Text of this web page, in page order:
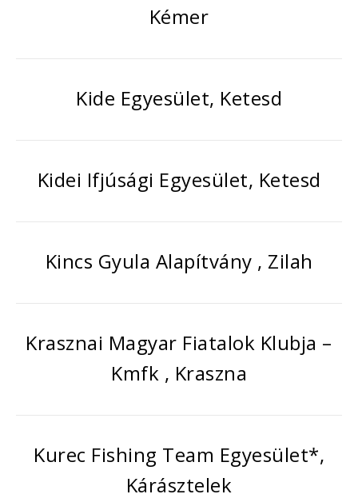
Kémer
Kide Egyesület, Ketesd
Kidei Ifjúsági Egyesület, Ketesd
Kincs Gyula Alapítvány , Zilah
Krasznai Magyar Fiatalok Klubja –
Kmfk , Kraszna
Kurec Fishing Team Egyesület*,
Kárásztelek